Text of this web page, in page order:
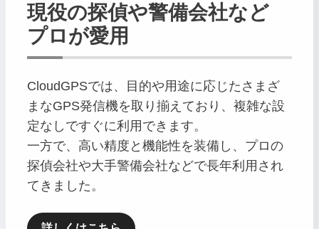
現役の探偵や警備会社など
プロが愛用
CloudGPSでは、目的や用途に応じたさまざ
まなGPS発信機を取り揃えており、複雑な設
定なしですぐに利用できます。
一方で、高い精度と機能性を装備し、プロの
探偵会社や大手警備会社などで長年利用され
てきました。